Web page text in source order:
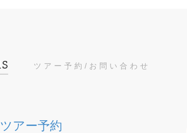
ツアー予約/お問い合わせ
ツアー予約